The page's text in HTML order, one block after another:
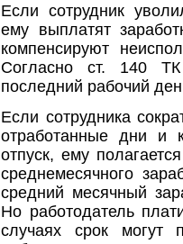
Если сотрудник
ему выплатят
компенсируют
Согласно ст. 140
последний рабочий
Если сотрудника
отработанные дни и
отпуск, ему
среднемесячного
средний месячный
Но работодатель
случаях срок могут